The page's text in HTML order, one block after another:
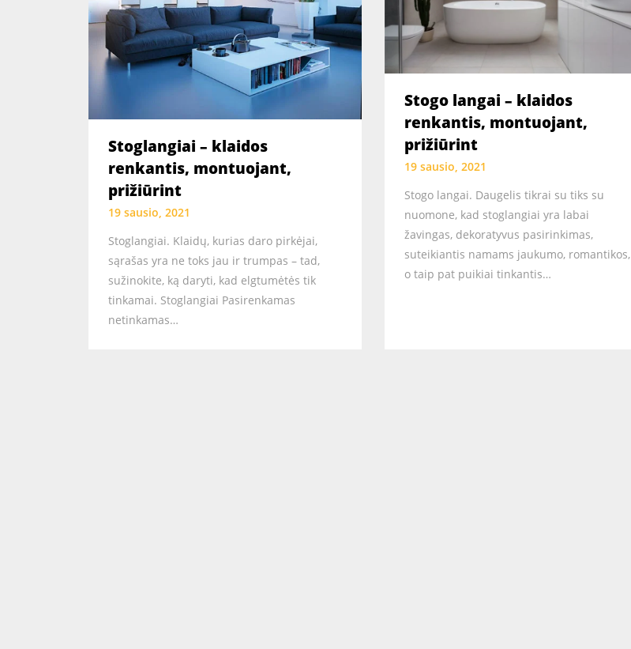
Stoglangiai – klaidos
renkantis, montuojant,
prižiūrint
19 sausio, 2021
Stoglangiai. Klaidų, kurias daro pirkėjai,
sąrašas yra ne toks jau ir trumpas – tad,
sužinokite, ką daryti, kad elgtumėtės tik
tinkamai. Stoglangiai Pasirenkamas
netinkamas…
Stogo langai – klaidos
renkantis, montuojant,
prižiūrint
19 sausio, 2021
Stogo langai. Daugelis tikrai su tiks su
nuomone, kad stoglangiai yra labai
žavingas, dekoratyvus pasirinkimas,
suteikiantis namams jaukumo, romantikos,
o taip pat puikiai tinkantis…